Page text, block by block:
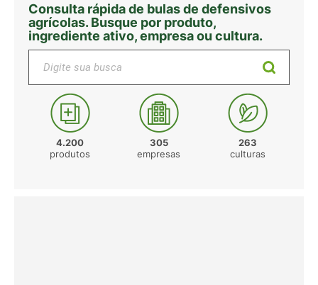
Consulta rápida de bulas de defensivos
agrícolas. Busque por produto,
ingrediente ativo, empresa ou cultura.
4.200
produtos
305
empresas
263
culturas